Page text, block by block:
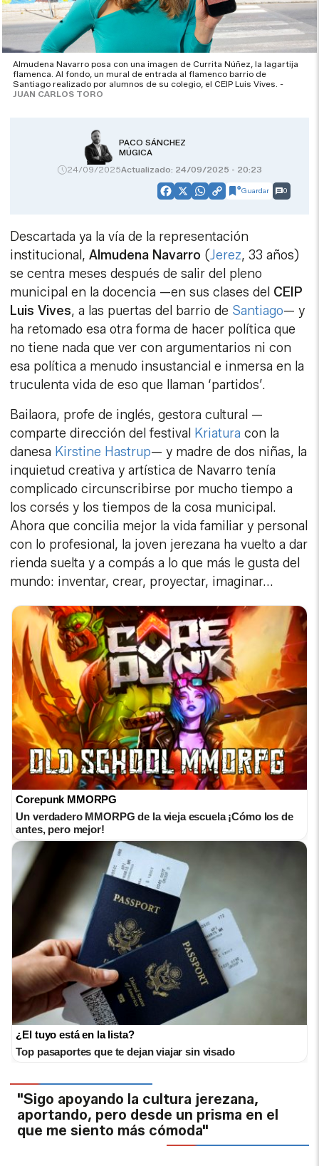
Almudena Navarro posa con una imagen de Currita Núñez, la lagartija
flamenca. Al fondo, un mural de entrada al flamenco barrio de
Santiago realizado por alumnos de su colegio, el CEIP Luis Vives. -
JUAN CARLOS TORO
PACO SÁNCHEZ
MÚGICA
24/09/2025Actualizado: 24/09/2025 - 20:23
Facebook
X WhatsApp
CopyGuardar 0
Descartada ya la vía de la representación
institucional,Almudena Navarro (Jerez, 33 años)
se centra meses después de salir del pleno
municipal en la docencia —en sus clases del CEIP
Luis Vives, a las puertas del barrio de Santiago— y
ha retomado esa otra forma de hacer política que
no tiene nada que ver con argumentarios ni con
esa política a menudo insustancial e inmersa en la
truculenta vida de eso que llaman ‘partidos’.
Bailaora, profe de inglés, gestora cultural —
comparte dirección del festival Kriatura con la
danesa Kirstine Hastrup— y madre de dos niñas, la
inquietud creativa y artística de Navarro tenía
complicado circunscribirse por mucho tiempo a
los corsés y los tiempos de la cosa municipal.
Ahora que concilia mejor la vida familiar y personal
con lo profesional, la joven jerezana ha vuelto a dar
rienda suelta y a compás a lo que más le gusta del
mundo: inventar, crear, proyectar, imaginar...
Corepunk MMORPG
Un verdadero MMORPG de la vieja escuela ¡Cómo los de
antes, pero mejor!
¿El tuyo está en la lista?
Top pasaportes que te dejan viajar sin visado
"Sigo apoyando la cultura jerezana,
aportando, pero desde un prisma en el
que me siento más cómoda"